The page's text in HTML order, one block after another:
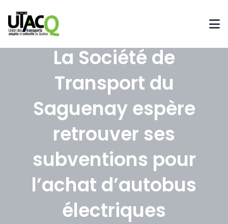
La Société de
Transport du
Saguenay espère
retrouver ses
subventions pour
l’achat d’autobus
électriques